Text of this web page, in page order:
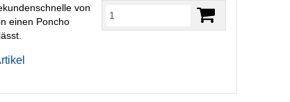
von
einen Poncho